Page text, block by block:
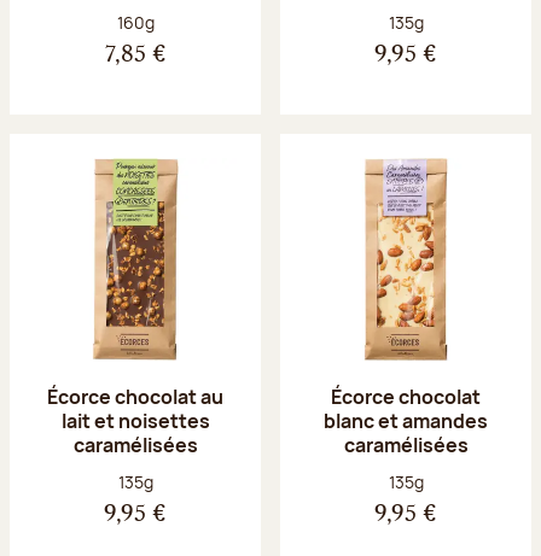
Poids net :
160g
7,85 €
Poids net :
135g
9,95 €
Écorce chocolat au
lait et noisettes
caramélisées
Poids net :
135g
9,95 €
Écorce chocolat
blanc et amandes
caramélisées
Poids net :
135g
9,95 €